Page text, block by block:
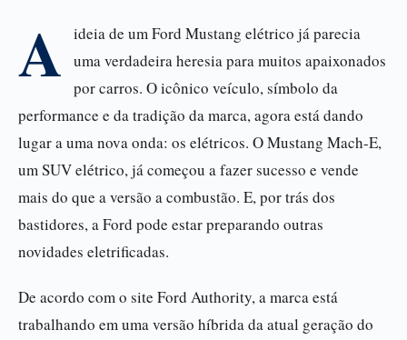
A
ideia de um Ford Mustang elétrico já parecia
uma verdadeira heresia para muitos apaixonados
por carros. O icônico veículo, símbolo da
performance e da tradição da marca, agora está dando
lugar a uma nova onda: os elétricos. O Mustang Mach-E,
um SUV elétrico, já começou a fazer sucesso e vende
mais do que a versão a combustão. E, por trás dos
bastidores, a Ford pode estar preparando outras
novidades eletrificadas.
De acordo com o site Ford Authority, a marca está
trabalhando em uma versão híbrida da atual geração do